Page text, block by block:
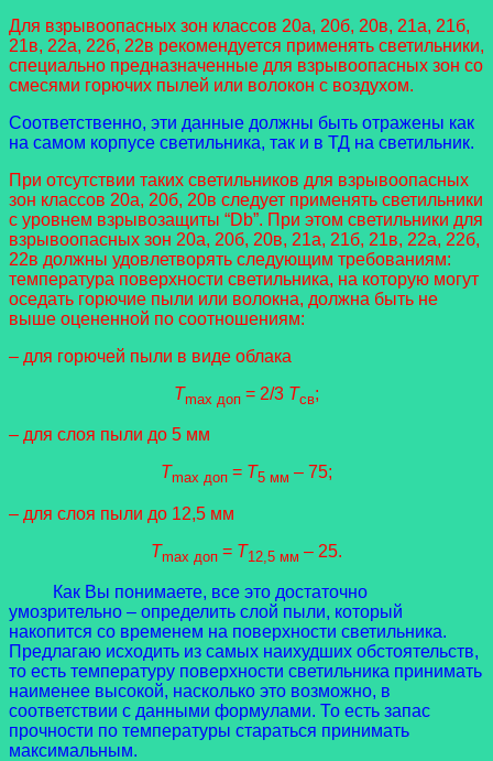
Для взрывоопасных зон классов 20а, 20б, 20в, 21а, 21б,
21в, 22а, 22б, 22в рекомендуется применять светильники,
специально предназначенные для взрывоопасных зон со
смесями горючих пылей или волокон с воздухом.
Соответственно, эти данные должны быть отражены как
на самом корпусе светильника, так и в ТД на светильник.
При отсутствии таких светильников для взрывоопасных
зон классов 20а, 20б, 20в следует применять светильники
с уровнем взрывозащиты “Db”. При этом светильники для
взрывоопасных зон 20а, 20б, 20в, 21а, 21б, 21в, 22а, 22б,
22в должны удовлетворять следующим требованиям:
температура поверхности светильника, на которую могут
оседать горючие пыли или волокна, должна быть не
выше оцененной по соотношениям:
– для горючей пыли в виде облака
Tmax доп = 2/3 Tсв;
– для слоя пыли до 5 мм
Tmax доп = T5 мм – 75;
– для слоя пыли до 12,5 мм
Tmax доп = T12,5 мм – 25.
Как Вы понимаете, все это достаточно
умозрительно – определить слой пыли, который
накопится со временем на поверхности светильника.
Предлагаю исходить из самых наихудших обстоятельств,
то есть температуру поверхности светильника принимать
наименее высокой, насколько это возможно, в
соответствии с данными формулами. То есть запас
прочности по температуры стараться принимать
максимальным.